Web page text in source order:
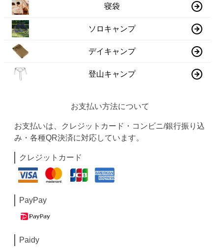
寝袋
ソロキャンプ
デイキャンプ
登山キャンプ
お支払い方法について
お支払いは、クレジットカード・コンビニ/銀行振り込
み・各種QR決済に対応しています。
クレジットカード
PayPay
Paidy